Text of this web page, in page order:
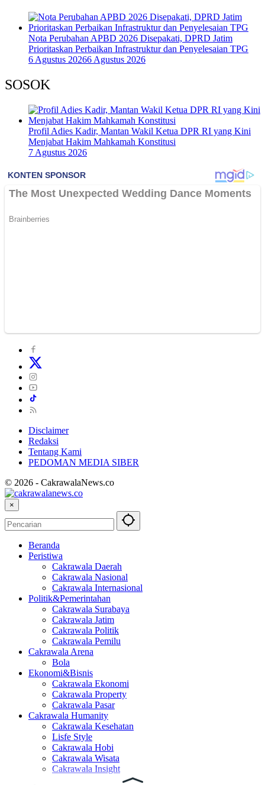
Nota Perubahan APBD 2026 Disepakati, DPRD Jatim
Prioritaskan Perbaikan Infrastruktur dan Penyelesaian TPG
6 Agustus 20266 Agustus 2026
SOSOK
Profil Adies Kadir, Mantan Wakil Ketua DPR RI yang Kini
Menjabat Hakim Mahkamah Konstitusi
7 Agustus 2026
Disclaimer
Redaksi
Tentang Kami
PEDOMAN MEDIA SIBER
© 2026 - CakrawalaNews.co
×
Beranda
Peristiwa
Cakrawala Daerah
Cakrawala Nasional
Cakrawala Internasional
Politik&Pemerintahan
Cakrawala Surabaya
Cakrawala Jatim
Cakrawala Politik
Cakrawala Pemilu
Cakrawala Arena
Bola
Ekonomi&Bisnis
Cakrawala Ekonomi
Cakrawala Property
Cakrawala Pasar
Cakrawala Humanity
Cakrawala Kesehatan
Lisfe Style
Cakrawala Hobi
Cakrawala Wisata
Cakrawala Insight